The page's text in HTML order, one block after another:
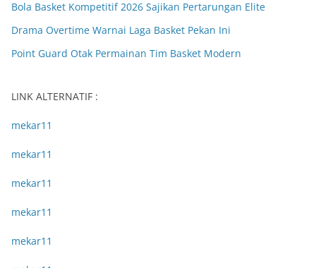
Bola Basket Kompetitif 2026 Sajikan Pertarungan Elite
Drama Overtime Warnai Laga Basket Pekan Ini
Point Guard Otak Permainan Tim Basket Modern
LINK ALTERNATIF :
mekar11
mekar11
mekar11
mekar11
mekar11